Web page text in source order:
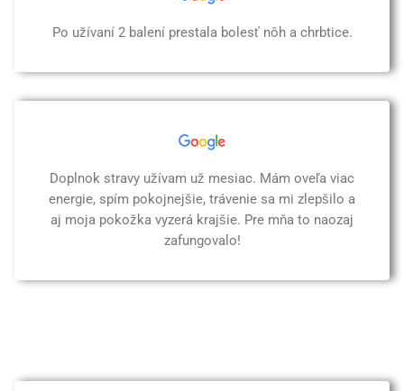
Po užívaní 2 balení prestala bolesť nôh a chrbtice.
Doplnok stravy užívam už mesiac. Mám oveľa viac
energie, spím pokojnejšie, trávenie sa mi zlepšilo a
aj moja pokožka vyzerá krajšie. Pre mňa to naozaj
zafungovalo!